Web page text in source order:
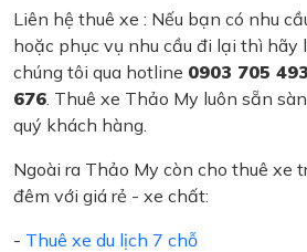
Liên hệ thuê xe : Nếu bạn có nhu
hoặc phục vụ nhu cầu đi lại thì hãy
chúng tôi qua hotline 0903 705
676. Thuê xe Thảo My luôn sẵn
quý khách hàng.
Ngoài ra Thảo My còn cho thuê xe
đêm với giá rẻ - xe chất:
- Thuê xe du lịch 7 chỗ